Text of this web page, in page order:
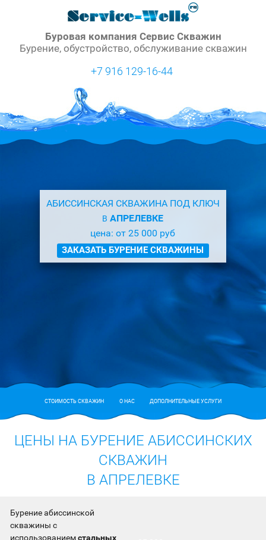
Буровая компания Сервис Скважин
Бурение, обустройство, обслуживание скважин
+7 916 129-16-44
АБИССИНСКАЯ СКВАЖИНА ПОД КЛЮЧ
В АПРЕЛЕВКЕ
цена: от 25 000 руб
ЗАКАЗАТЬ БУРЕНИЕ СКВАЖИНЫ
СТОИМОСТЬ СКВАЖИН О НАС ДОПОЛНИТЕЛЬНЫЕ УСЛУГИ
ЦЕНЫ НА БУРЕНИЕ АБИССИНСКИХ
СКВАЖИН
В АПРЕЛЕВКЕ
Бурение абиссинской
скважины с
использованиемстальных